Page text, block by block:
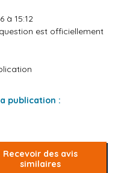
à 15:12
est officiellement
publication :
Recevoir des avis
similaires